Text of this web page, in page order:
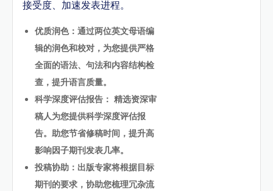
接受度、加速发表进程。
优质润色：通过两位英文母语编
辑的润色和校对，为您提供严格
全面的语法、句法和内容结构检
查，提升语言质量。
科学深度评估报告： 精选资深审
稿人为您提供科学深度评估报
告。助您节省修稿时间，提升高
影响因子期刊发表几率。
投稿协助：出版专家将根据目标
期刊的要求，协助您梳理冗杂流